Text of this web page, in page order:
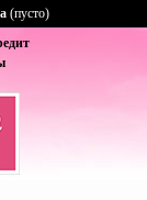
(пусто)